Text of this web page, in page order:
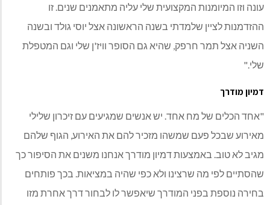
עונה וזו המיומנות המקצועית שלי עליה מתאמנים שנים. זו
ההזדמנות לציין שלמדתי בשנה הראשונה אצל יוסי גולד ובשנה
השניה אצל תמר חרפק, שהיא גם הסופר וויז'ן שלי וגם המטפלת
שלי."
דמיון מודרך
"אחד הכלים של מח אחד. יש אנשים שמגיעים עם זיכרון שלילי
מאירוע שבכל פעם שמשהו מזכיר להם את האירוע, הגוף שלהם
מגיב לא טוב. באמצעות דמיון מודרך אנחנו משנים את הסיפור כך
שהסתיים לפי מה שרצינו ולא כפי שהיה במציאות. בכך פותחים
בחירה נוספת בפני המודרך שיאפשר לו לבחור דרך אחרת מזו